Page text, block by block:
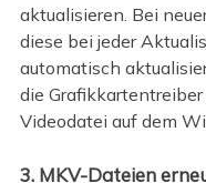
aktualisieren. Bei
diese bei jeder
automatisch
die
Videodatei auf dem
3. MKV-Dateien